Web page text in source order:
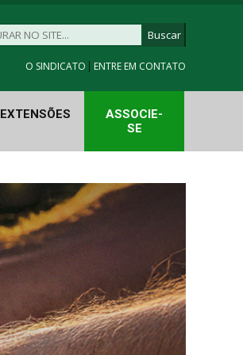
O SINDICATO | ENTRE EM CONTATO
EXTENSÕES
ASSOCIE-
SE